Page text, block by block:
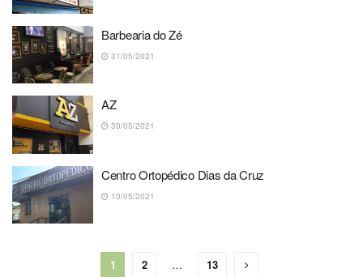
Barbearia do Zé
31/05/2021
AZ
30/05/2021
Centro Ortopédico Dias da Cruz
10/05/2021
1 2 … 13